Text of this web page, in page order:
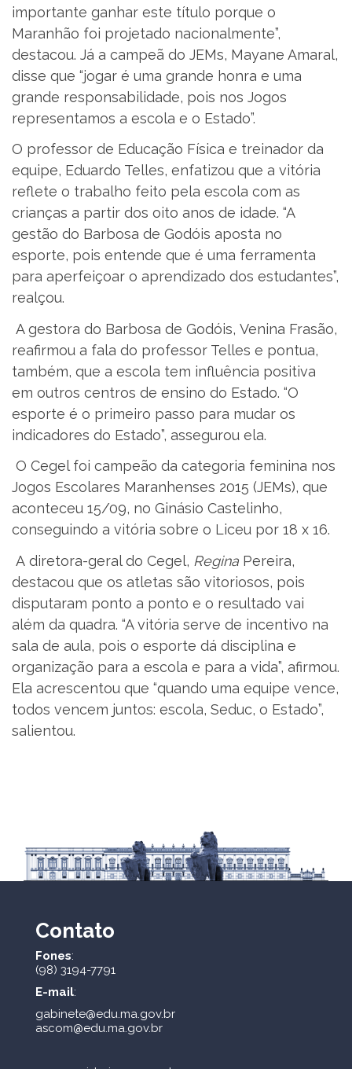
importante ganhar este título porque o
Maranhão foi projetado nacionalmente”,
destacou. Já a campeã do JEMs, Mayane Amaral,
disse que “jogar é uma grande honra e uma
grande responsabilidade, pois nos Jogos
representamos a escola e o Estado”.
O professor de Educação Física e treinador da
equipe, Eduardo Telles, enfatizou que a vitória
reflete o trabalho feito pela escola com as
crianças a partir dos oito anos de idade. “A
gestão do Barbosa de Godóis aposta no
esporte, pois entende que é uma ferramenta
para aperfeiçoar o aprendizado dos estudantes”,
realçou.
A gestora do Barbosa de Godóis, Venina Frasão,
reafirmou a fala do professor Telles e pontua,
também, que a escola tem influência positiva
em outros centros de ensino do Estado. “O
esporte é o primeiro passo para mudar os
indicadores do Estado”, assegurou ela.
O Cegel foi campeão da categoria feminina nos
Jogos Escolares Maranhenses 2015 (JEMs), que
aconteceu 15/09, no Ginásio Castelinho,
conseguindo a vitória sobre o Liceu por 18 x 16.
A diretora-geral do Cegel, Regina Pereira,
destacou que os atletas são vitoriosos, pois
disputaram ponto a ponto e o resultado vai
além da quadra. “A vitória serve de incentivo na
sala de aula, pois o esporte dá disciplina e
organização para a escola e para a vida”, afirmou.
Ela acrescentou que “quando uma equipe vence,
todos vencem juntos: escola, Seduc, o Estado”,
salientou.
Contato
Fones:
(98) 3194-7791
E-mail:
gabinete@edu.ma.gov.br
ascom@edu.ma.gov.br